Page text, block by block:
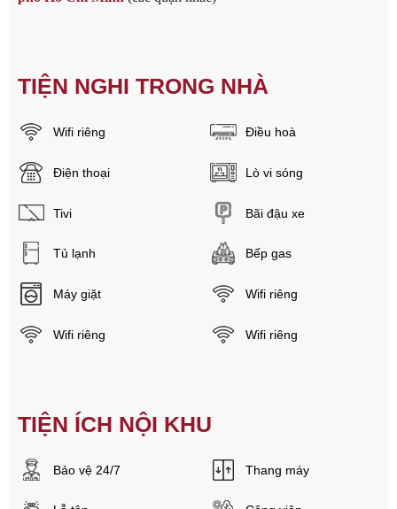
TIỆN NGHI TRONG NHÀ
Wifi riêng Điều hoà
Điện thoại Lò vi sóng
Tivi Bãi đậu xe
Tủ lạnh Bếp gas
Máy giặt Wifi riêng
Wifi riêng Wifi riêng
TIỆN ÍCH NỘI KHU
Bảo vệ 24/7 Thang máy